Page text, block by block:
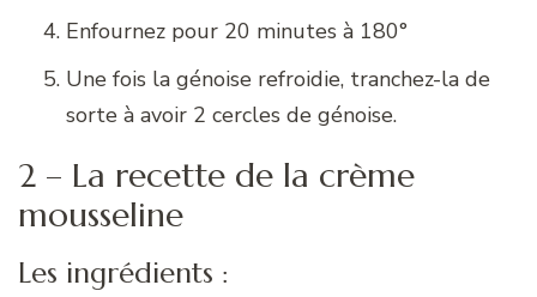
Enfournez pour 20 minutes à 180°
Une fois la génoise refroidie, tranchez-la de
sorte à avoir 2 cercles de génoise.
2 – La recette de la crème
mousseline
Les ingrédients :